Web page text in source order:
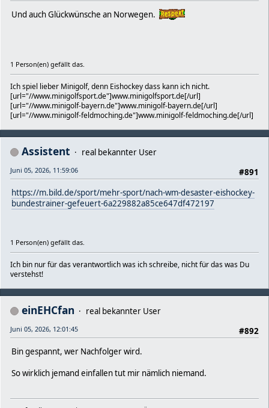
Und auch Glückwünsche an Norwegen.
1 Person(en) gefällt das.
Ich spiel lieber Minigolf, denn Eishockey dass kann ich nicht.
[url="//www.minigolfsport.de"]www.minigolfsport.de[/url]
[url="//www.minigolf-bayern.de"]www.minigolf-bayern.de[/url]
[url="//www.minigolf-feldmoching.de"]www.minigolf-feldmoching.de[/url]
Assistent
real bekannter User
#891
Juni 05, 2026, 11:59:06
https://m.bild.de/sport/mehr-sport/nach-wm-desaster-eishockey-
bundestrainer-gefeuert-6a229882a85ce647df472197
1 Person(en) gefällt das.
Ich bin nur für das verantwortlich was ich schreibe, nicht für das was Du
verstehst!
einEHCfan
real bekannter User
#892
Juni 05, 2026, 12:01:45
Bin gespannt, wer Nachfolger wird.
So wirklich jemand einfallen tut mir nämlich niemand.